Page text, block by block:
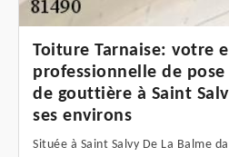
Toiture Tarnaise: votre
professionnelle de
de gouttière à Saint
ses environs
Située à Saint Salvy De La Balme